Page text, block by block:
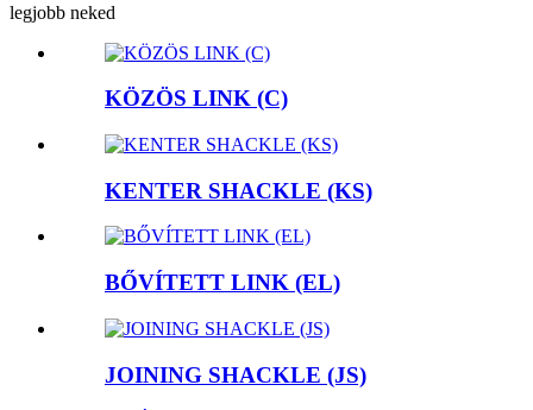
legjobb neked
KÖZÖS LINK (C)
KENTER SHACKLE (KS)
BŐVÍTETT LINK (EL)
JOINING SHACKLE (JS)